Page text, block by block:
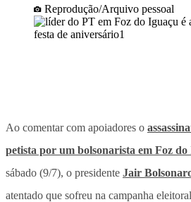
Reprodução/Arquivo pessoal
Ao comentar com apoiadores o
petista por um bolsonarista em Foz
sábado (9/7), o presidente Jair
atentado que sofreu na campanha